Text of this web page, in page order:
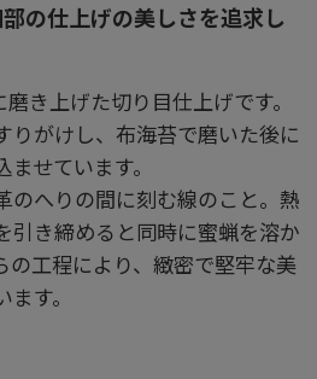
の仕上げの美しさを追求し
き上げた切り目仕上げです。
りがけし、布海苔で磨いた後に
せています。
のへりの間に刻む線のこと。熱
引き締めると同時に蜜蝋を溶か
の工程により、緻密で堅牢な美
す。